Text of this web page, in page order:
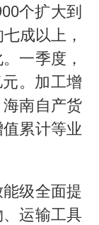
个扩大到
成以上，
一季度，
。加工增
南自产货
累计等业
级全面提
运输工具